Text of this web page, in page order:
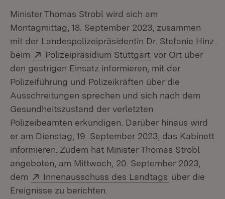
Minister Thomas Strobl wird sich am
Montagmittag, 18. September 2023, zusammen
mit der Landespolizeipräsidentin Dr. Stefanie Hinz
beim
Extern:
Polizeipräsidium Stuttgart (Öffnet in neuem
vor Ort über
den gestrigen Einsatz informieren, mit der
Polizeiführung und Polizeikräften über die
Ausschreitungen sprechen und sich nach dem
Gesundheitszustand der verletzten
Polizeibeamten erkundigen. Darüber hinaus wird
er am Dienstag, 19. September 2023, das Kabinett
informieren. Zudem hat Minister Thomas Strobl
angeboten, am Mittwoch, 20. September 2023,
dem
Extern:
Innenausschuss des Landtags (Öffnet in
über die
Ereignisse zu berichten.